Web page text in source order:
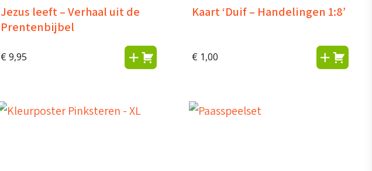
Jezus leeft – Verhaal uit de
Prentenbijbel
€ 9,95
Kaart ‘Duif – Handelingen 1:8’
€ 1,00